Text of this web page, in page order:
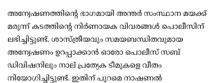
അന്വേഷണത്തിന്റെ ഭാഗമായി അന്തര്‍ സംസ്ഥാന മയക്ക്
മരുന്ന് കടത്തിന്റെ നിര്‍ണായക വിവരങ്ങള്‍ പൊലീസിന്
ലഭിച്ചിട്ടുണ്ട്. ശാസ്ത്രീയവും സമയബന്ധിതവുമായ
അന്വേഷണം ഉറപ്പാക്കാന്‍ ഓരോ പൊലീസ് സബ്
ഡിവിഷനിലും നാല് പ്രത്യേക ടീമുകളെ വീതം
നിയോഗിച്ചിട്ടുണ്ട്. ഇതിന് പുറമെ നാഷണല്‍